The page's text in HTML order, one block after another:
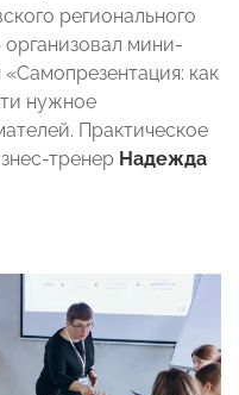
регионального
мини-
как
нужное
Практическое
тренер Надежда